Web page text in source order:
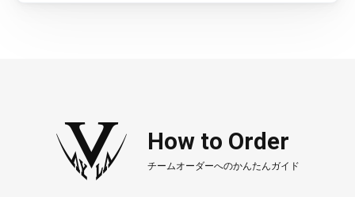
How to Order
チームオーダーへのかんたんガイド